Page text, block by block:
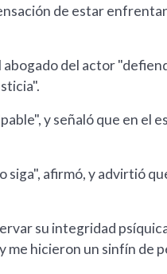
de estar
del actor
y señaló que en el
siga", afirmó, y advirtió
su integridad
hicieron un sinfín de